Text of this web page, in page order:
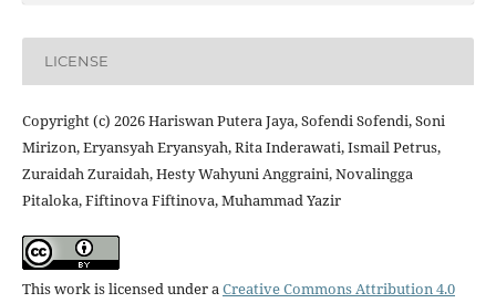
LICENSE
Copyright (c) 2026 Hariswan Putera Jaya, Sofendi Sofendi, Soni
Mirizon, Eryansyah Eryansyah, Rita Inderawati, Ismail Petrus,
Zuraidah Zuraidah, Hesty Wahyuni Anggraini, Novalingga
Pitaloka, Fiftinova Fiftinova, Muhammad Yazir
This work is licensed under aCreative Commons Attribution 4.0